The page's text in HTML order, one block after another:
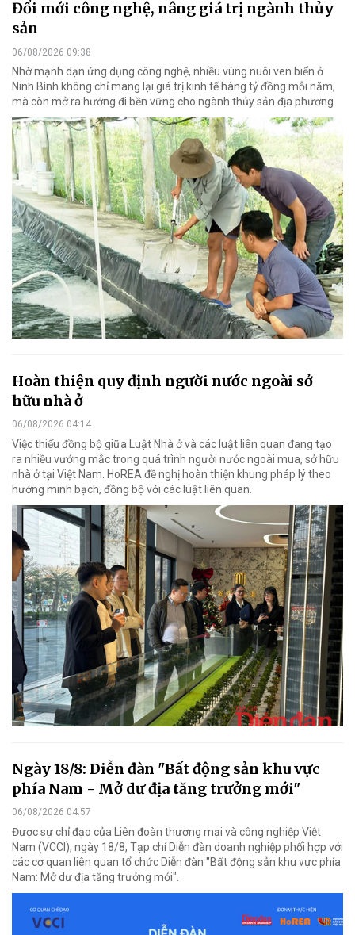
Đổi mới công nghệ, nâng giá trị ngành thủy
sản
06/08/2026 09:38
Nhờ mạnh dạn ứng dụng công nghệ, nhiều vùng nuôi ven biển ở
Ninh Bình không chỉ mang lại giá trị kinh tế hàng tỷ đồng mỗi năm,
mà còn mở ra hướng đi bền vững cho ngành thủy sản địa phương.
Hoàn thiện quy định người nước ngoài sở
hữu nhà ở
06/08/2026 04:14
Việc thiếu đồng bộ giữa Luật Nhà ở và các luật liên quan đang tạo
ra nhiều vướng mắc trong quá trình người nước ngoài mua, sở hữu
nhà ở tại Việt Nam. HoREA đề nghị hoàn thiện khung pháp lý theo
hướng minh bạch, đồng bộ với các luật liên quan.
Ngày 18/8: Diễn đàn "Bất động sản khu vực
phía Nam - Mở dư địa tăng trưởng mới"
06/08/2026 04:57
Được sự chỉ đạo của Liên đoàn thương mại và công nghiệp Việt
Nam (VCCI), ngày 18/8, Tạp chí Diễn đàn doanh nghiệp phối hợp với
các cơ quan liên quan tổ chức Diễn đàn "Bất động sản khu vực phía
Nam: Mở dư địa tăng trưởng mới".